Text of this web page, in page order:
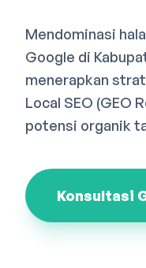
Bahasa Indonesia
Mendominasi
Google di
menerapkan
Local SEO (GEO
potensi organik
Konsultasi